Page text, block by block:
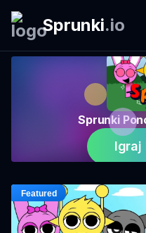
Sprunki.io
Sprunki
Igraj